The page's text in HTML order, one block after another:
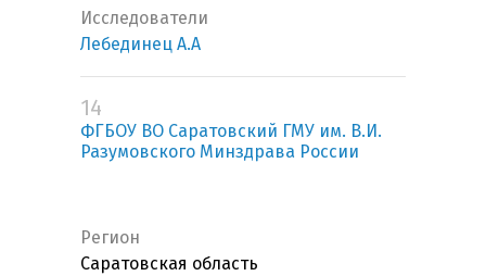
Исследователи
Лебединец А.А
14
ФГБОУ ВО Саратовский ГМУ им. В.И.
Разумовского Минздрава России
Регион
Саратовская область